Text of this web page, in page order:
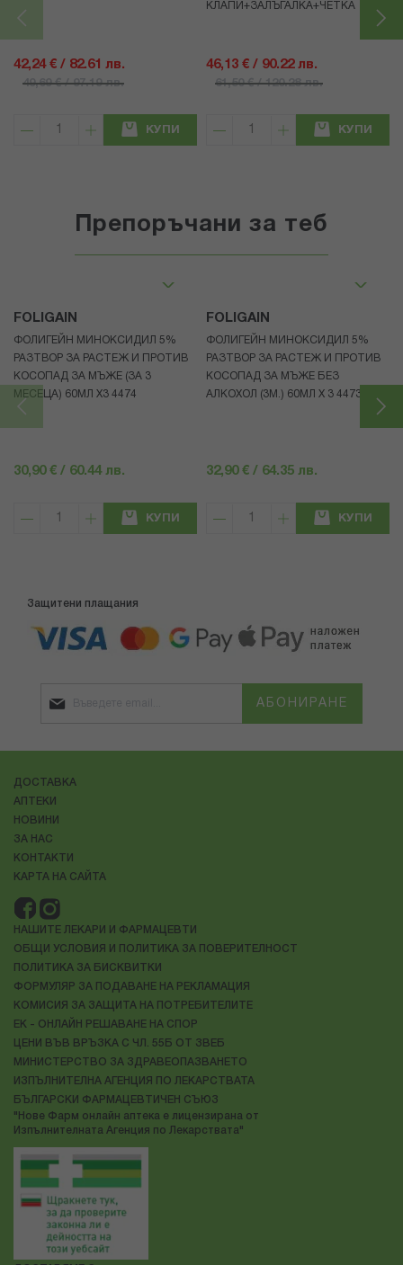
42,24 € / 82.61 лв.
49,69 € / 97.19 лв.
КУПИ
КЛАПИ+ЗАЛЪГАЛКА+ЧЕТКА
46,13 € / 90.22 лв.
61,50 € / 120.28 лв.
КУПИ
Препоръчани за теб
FOLIGAIN
ФОЛИГЕЙН МИНОКСИДИЛ 5%
РАЗТВОР ЗА РАСТЕЖ И ПРОТИВ
КОСОПАД ЗА МЪЖЕ (ЗА 3
МЕСЕЦА) 60МЛ X3 4474
30,90 € / 60.44 лв.
КУПИ
FOLIGAIN
ФОЛИГЕЙН МИНОКСИДИЛ 5%
РАЗТВОР ЗА РАСТЕЖ И ПРОТИВ
КОСОПАД ЗА МЪЖЕ БЕЗ
АЛКОХОЛ (3М.) 60МЛ X 3 4473
32,90 € / 64.35 лв.
КУПИ
Защитени плащания
АБОНИРАНЕ
ДОСТАВКА
АПТЕКИ
НОВИНИ
ЗА НАС
КОНТАКТИ
КАРТА НА САЙТА
НАШИТЕ ЛЕКАРИ И ФАРМАЦЕВТИ
ОБЩИ УСЛОВИЯ И ПОЛИТИКА ЗА ПОВЕРИТЕЛНОСТ
ПОЛИТИКА ЗА БИСКВИТКИ
ФОРМУЛЯР ЗА ПОДАВАНЕ НА РЕКЛАМАЦИЯ
КОМИСИЯ ЗА ЗАЩИТА НА ПОТРЕБИТЕЛИТЕ
ЕК - ОНЛАЙН РЕШАВАНЕ НА СПОР
ЦЕНИ ВЪВ ВРЪЗКА С ЧЛ. 55Б ОТ ЗВЕБ
МИНИСТЕРСТВО ЗА ЗДРАВЕОПАЗВАНЕТО
ИЗПЪЛНИТЕЛНА АГЕНЦИЯ ПО ЛЕКАРСТВАТА
БЪЛГАРСКИ ФАРМАЦЕВТИЧЕН СЪЮЗ
"Нове Фарм онлайн аптека е лицензирана от
Изпълнителната Агенция по Лекарствата"